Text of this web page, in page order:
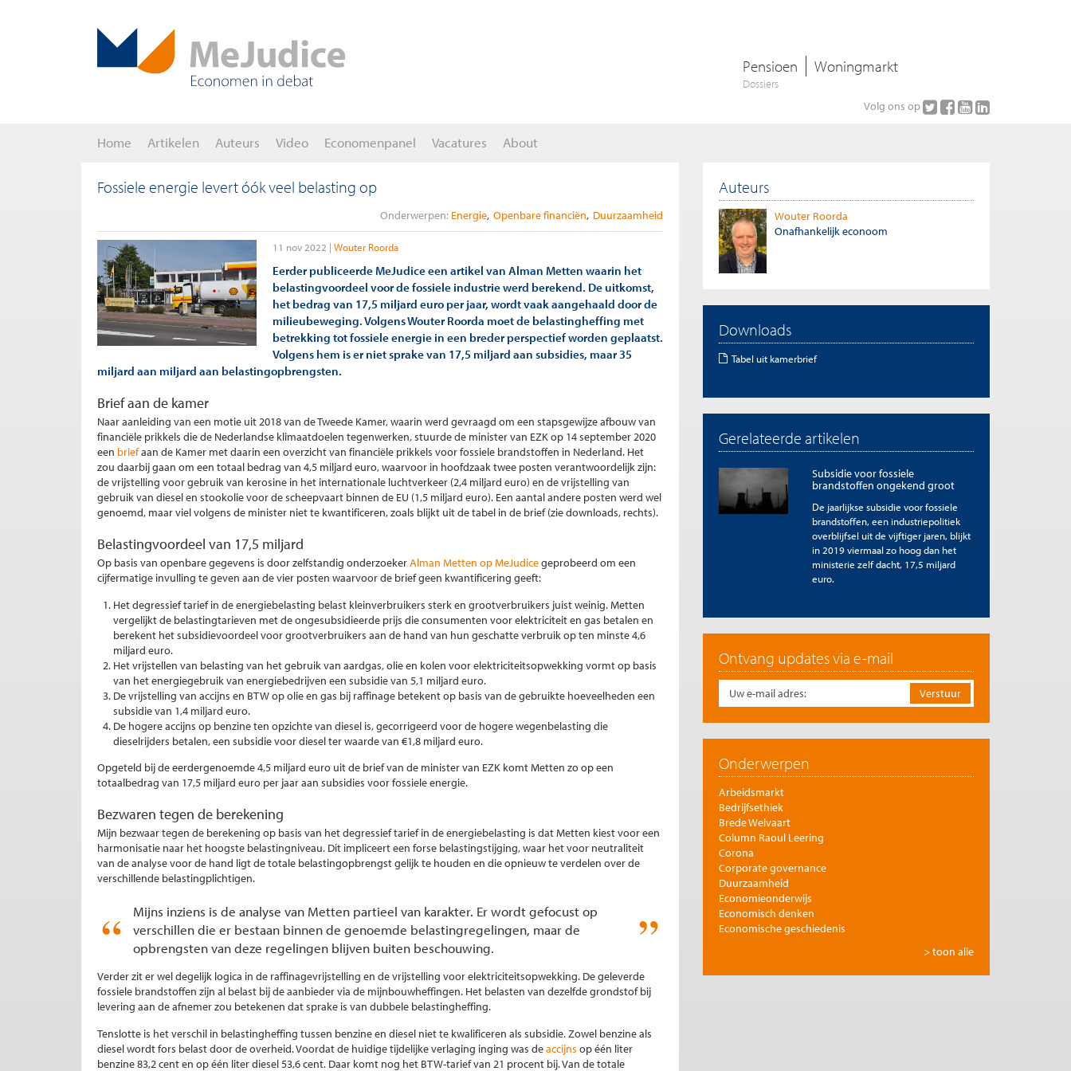
Pensioen Woningmarkt
Dossiers
Volg ons op
Home Artikelen Auteurs Video Economenpanel Vacatures About
Fossiele energie levert óók veel belasting op
Onderwerpen: Energie Openbare financiën Duurzaamheid
11 nov 2022 Wouter Roorda
Eerder publiceerde MeJudice een artikel van Alman Metten waarin het
belastingvoordeel voor de fossiele industrie werd berekend. De uitkomst,
het bedrag van 17,5 miljard euro per jaar, wordt vaak aangehaald door de
milieubeweging. Volgens Wouter Roorda moet de belastingheffing met
betrekking tot fossiele energie in een breder perspectief worden geplaatst.
Volgens hem is er niet sprake van 17,5 miljard aan subsidies, maar 35
miljard aan miljard aan belastingopbrengsten.
Brief aan de kamer
Naar aanleiding van een motie uit 2018 van de Tweede Kamer, waarin werd gevraagd om een stapsgewijze afbouw van
financiële prikkels die de Nederlandse klimaatdoelen tegenwerken, stuurde de minister van EZK op 14 september 2020
een briefaan de Kamer met daarin een overzicht van financiële prikkels voor fossiele brandstoffen in Nederland. Het
zou daarbij gaan om een totaal bedrag van 4,5 miljard euro, waarvoor in hoofdzaak twee posten verantwoordelijk zijn:
de vrijstelling voor gebruik van kerosine in het internationale luchtverkeer (2,4 miljard euro) en de vrijstelling van
gebruik van diesel en stookolie voor de scheepvaart binnen de EU (1,5 miljard euro). Een aantal andere posten werd wel
genoemd, maar viel volgens de minister niet te kwantificeren, zoals blijkt uit de tabel in de brief (zie downloads, rechts).
Belastingvoordeel van 17,5 miljard
Op basis van openbare gegevens is door zelfstandig onderzoekerAlman Metten op MeJudicegeprobeerd om een
cijfermatige invulling te geven aan de vier posten waarvoor de brief geen kwantificering geeft:
Het degressief tarief in de energiebelasting belast kleinverbruikers sterk en grootverbruikers juist weinig. Metten
vergelijkt de belastingtarieven met de ongesubsidieerde prijs die consumenten voor elektriciteit en gas betalen en
berekent het subsidievoordeel voor grootverbruikers aan de hand van hun geschatte verbruik op ten minste 4,6
miljard euro.
Het vrijstellen van belasting van het gebruik van aardgas, olie en kolen voor elektriciteitsopwekking vormt op basis
van het energiegebruik van energiebedrijven een subsidie van 5,1 miljard euro.
De vrijstelling van accijns en BTW op olie en gas bij raffinage betekent op basis van de gebruikte hoeveelheden een
subsidie van 1,4 miljard euro.
De hogere accijns op benzine ten opzichte van diesel is, gecorrigeerd voor de hogere wegenbelasting die
dieselrijders betalen, een subsidie voor diesel ter waarde van €1,8 miljard euro.
Opgeteld bij de eerdergenoemde 4,5 miljard euro uit de brief van de minister van EZK komt Metten zo op een
totaalbedrag van 17,5 miljard euro per jaar aan subsidies voor fossiele energie.
Bezwaren tegen de berekening
Mijn bezwaar tegen de berekening op basis van het degressief tarief in de energiebelasting is dat Metten kiest voor een
harmonisatie naar het hoogste belastingniveau. Dit impliceert een forse belastingstijging, waar het voor neutraliteit
van de analyse voor de hand ligt de totale belastingopbrengst gelijk te houden en die opnieuw te verdelen over de
verschillende belastingplichtigen.
Mijns inziens is de analyse van Metten partieel van karakter. Er wordt gefocust op
verschillen die er bestaan binnen de genoemde belastingregelingen, maar de
opbrengsten van deze regelingen blijven buiten beschouwing.
Verder zit er wel degelijk logica in de raffinagevrijstelling en de vrijstelling voor elektriciteitsopwekking. De geleverde
fossiele brandstoffen zijn al belast bij de aanbieder via de mijnbouwheffingen. Het belasten van dezelfde grondstof bij
levering aan de afnemer zou betekenen dat sprake is van dubbele belastingheffing.
Tenslotte is het verschil in belastingheffing tussen benzine en diesel niet te kwalificeren als subsidie. Zowel benzine als
diesel wordt fors belast door de overheid. Voordat de huidige tijdelijke verlaging inging was deaccijns op één liter
benzine 83,2 cent en op één liter diesel 53,6 cent. Daar komt nog het BTW-tarief van 21 procent bij. Van de totale
Auteurs
Wouter Roorda
Onafhankelijk econoom
Downloads
Tabel uit kamerbrief
Gerelateerde artikelen
Subsidie voor fossiele
brandstoffen ongekend groot
De jaarlijkse subsidie voor fossiele
brandstoffen, een industriepolitiek
overblijfsel uit de vijftiger jaren, blijkt
in 2019 viermaal zo hoog dan het
ministerie zelf dacht, 17,5 miljard
euro.
Ontvang updates via e-mail
Onderwerpen
Arbeidsmarkt
Bedrijfsethiek
Brede Welvaart
Column Raoul Leering
Corona
Corporate governance
Duurzaamheid
Economieonderwijs
Economisch denken
Economische geschiedenis
Filosofie en economie
> toon alle